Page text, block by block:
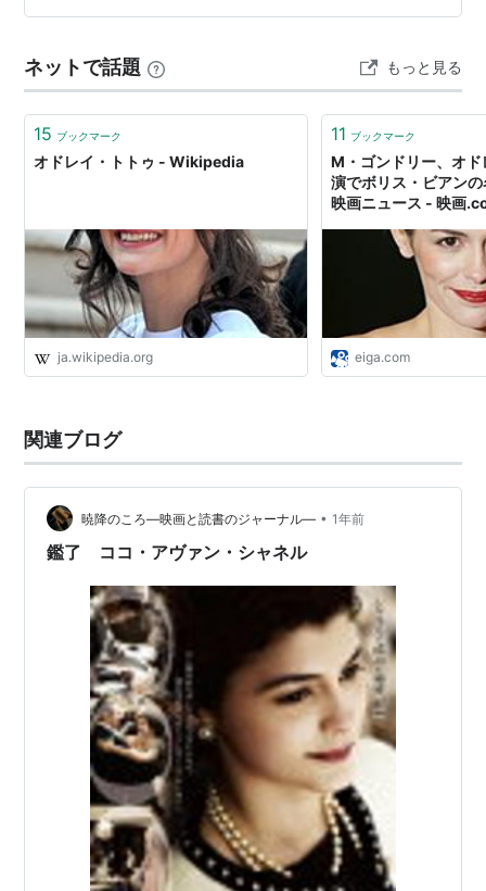
なと諭す。愛を信じないココは店で言い寄ってき…
ネットで話題 もっと見る
15 ブックマーク
オドレイ・トトゥ - Wikipedia
ja.wikipedia.org
11 ブックマーク
M・ゴンドリー、オ
演でボリス・ビアン
映画ニュース - 映画
eiga.com
関連ブログ
暁降のころ―映画と読書のジャーナル― • 1年前
鑑了 ココ・アヴァン・シャネル